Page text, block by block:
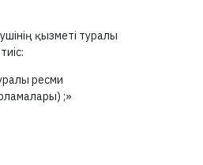
қызметі туралы
ресми
;»